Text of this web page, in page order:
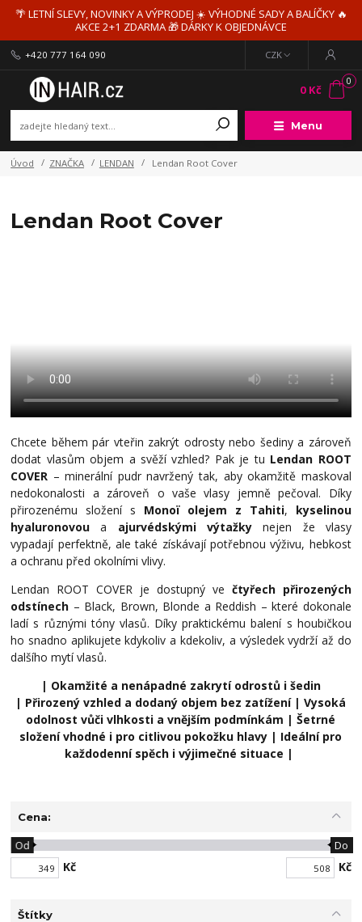
🌴 LETNÍ SLEVY, NOVINKY A VÝPRODEJ ☀️ VÝHODNÉ SADY A BALÍČKY 🔥
AKCE 2+1 ZDARMA 🎁 DÁRKY K OBJEDNÁVCE
Menu
CZK
+420 777 164 090
0
0 Kč
Úvod ZNAČKA LENDAN Lendan Root Cover
Lendan Root Cover
Chcete během pár vteřin zakrýt odrosty nebo šediny a zároveň
dodat vlasům objem a svěží vzhled? Pak je tu Lendan ROOT
COVER – minerální pudr navržený tak, aby okamžitě maskoval
nedokonalosti a zároveň o vaše vlasy jemně pečoval. Díky
přirozenému složení s Monoï olejem z Tahiti, kyselinou
hyaluronovou a ajurvédskými výtažkynejen že vlasy
vypadají perfektně, ale také získávají potřebnou výživu, hebkost
a ochranu před okolními vlivy.
Lendan ROOT COVER je dostupný ve čtyřech přirozených
odstínech – Black, Brown, Blonde a Reddish – které dokonale
ladí s různými tóny vlasů. Díky praktickému balení s houbičkou
ho snadno aplikujete kdykoliv a kdekoliv, a výsledek vydrží až do
dalšího mytí vlasů.
| Okamžité a nenápadné zakrytí odrostů i šedin
| Přirozený vzhled a dodaný objem bez zatížení | Vysoká
odolnost vůči vlhkosti a vnějším podmínkám | Šetrné
složení vhodné i pro citlivou pokožku hlavy | Ideální pro
každodenní spěch i výjimečné situace |
Cena:
Kč
Od Do
Kč
Štítky